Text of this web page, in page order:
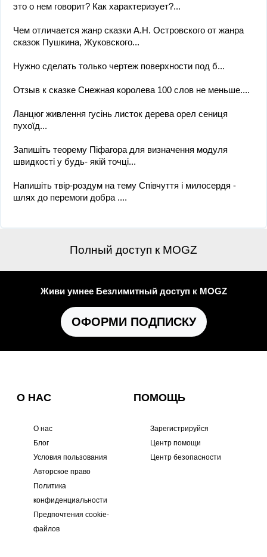
это о нем говорит? Как характеризует?...
Чем отличается жанр сказки А.Н. Островского от жанра
сказок Пушкина, Жуковского...
Нужно сделать только чертеж поверхности под б...
Отзыв к сказке Снежная королева 100 слов не меньше....
Ланцюг живлення гусінь листок дерева орел сениця
пухоїд...
Запишіть теорему Піфагора для визначення модуля
швидкості у будь- якій точці...
Напишіть твір-роздум на тему Співчуття і милосердя -
шлях до перемоги добра ....
Полный доступ к MOGZ
Живи умнее Безлимитный доступ к MOGZ
ОФОРМИ ПОДПИСКУ
О НАС
О нас
Блог
Условия пользования
Авторское право
Политика
конфиденциальности
Предпочтения cookie-
файлов
ПОМОЩЬ
Зарегистрируйся
Центр помощи
Центр безопасности